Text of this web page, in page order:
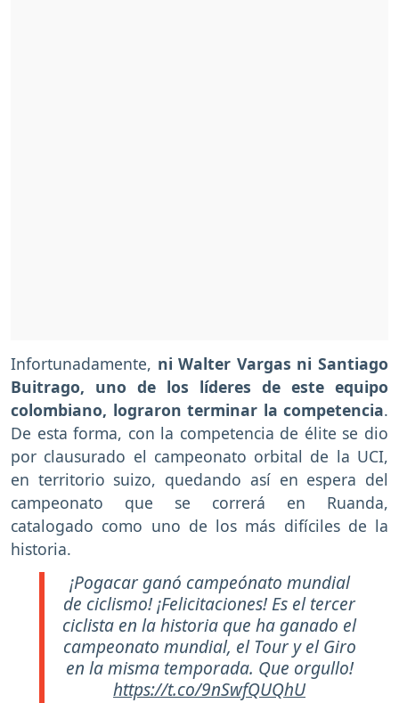
Infortunadamente, ni Walter Vargas ni Santiago
Buitrago, uno de los líderes de este equipo
colombiano, lograron terminar la competencia.
De esta forma, con la competencia de élite se dio
por clausurado el campeonato orbital de la UCI,
en territorio suizo, quedando así en espera del
campeonato que se correrá en Ruanda,
catalogado como uno de los más difíciles de la
historia.
¡Pogacar ganó campeónato mundial
de ciclismo! ¡Felicitaciones! Es el tercer
ciclista en la historia que ha ganado el
campeonato mundial, el Tour y el Giro
en la misma temporada. Que orgullo!
https://t.co/9nSwfQUQhU